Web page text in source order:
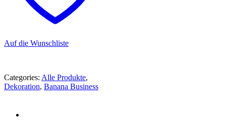
Auf die Wunschliste
Categories: Alle Produkte,
Dekoration, Banana Business